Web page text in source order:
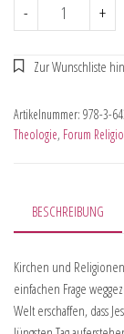
- +
Artikelnummer: 978-3-
Theologie, Forum
BESCHREIBUNG
Kirchen und
einfachen Frage
Welt erschaffen, dass